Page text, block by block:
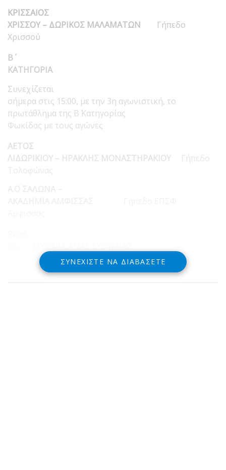
ΚΡΙΣΣΑΙΟΣ
ΧΡΙΣΣΟΥ – ΔΩΡΙΚΟΣ ΜΑΛΑΜΑΤΩΝ Γήπεδο
Χρισσού
Β΄
ΚΑΤΗΓΟΡΙΑ
Συνεχίζεται
σήμερα στις 15:00, με την 3η αγωνιστική, το
πρωτάθλημα της Β΄ Κατηγορίας
Φωκίδας με τους αγώνες
ΑΕΤΟΣ
ΛΙΔΩΡΙΚΙΟΥ – ΗΡΑΚΛΗΣ ΜΟΝΑΣΤΗΡΑΚΙΟΥ Γήπεδο
Τολοφώνας
ΣΥΝΕΧΊΣΤΕ ΝΑ ΔΙΑΒΆΣΕΤΕ